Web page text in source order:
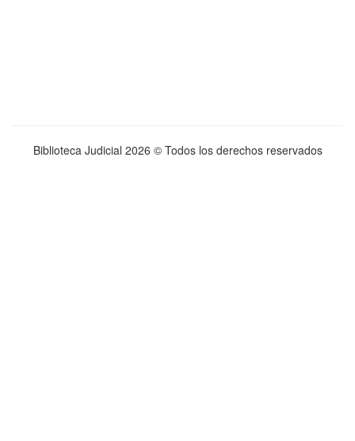
Biblioteca Judicial 2026 © Todos los derechos reservados